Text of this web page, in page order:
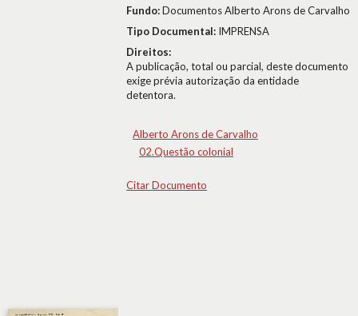
Fundo:Documentos Alberto Arons de Carvalho
Tipo Documental: IMPRENSA
Direitos:
A publicação, total ou parcial, deste documento
exige prévia autorização da entidade
detentora.
Alberto Arons de Carvalho
02.Questão colonial
Citar Documento